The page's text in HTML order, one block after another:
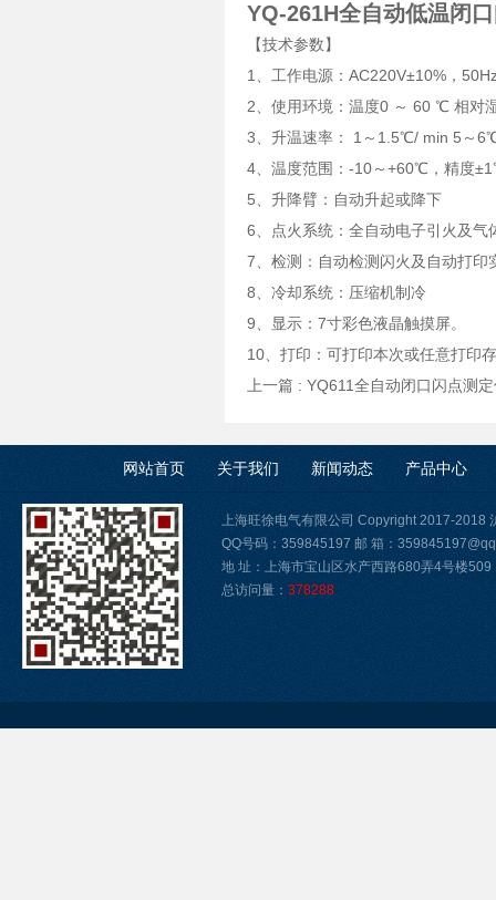
YQ-261H全自动低温闭
【技术参数】
1、工作电源：AC220V±10%，
2、使用环境：温度0 ～ 60 ℃ 相对
3、升温速率： 1～1.5℃/ min 5～
4、温度范围：-10～+60℃，精度
5、升降臂：自动升起或降下
6、点火系统：全自动电子引火及气
7、检测：自动检测闪火及自动打印
8、冷却系统：压缩机制冷
9、显示：7寸彩色液晶触摸屏。
10、打印：可打印本次或任意打印
上一篇 : YQ611全自动闭口闪点测
网站首页 关于我们 新闻动态 产品中心
上海旺徐电气有限公司 Copyright 2017-2018
QQ号码：359845197 邮 箱：
地 址：上海市宝山区水产西路680弄4号楼509
总访问量： 378288